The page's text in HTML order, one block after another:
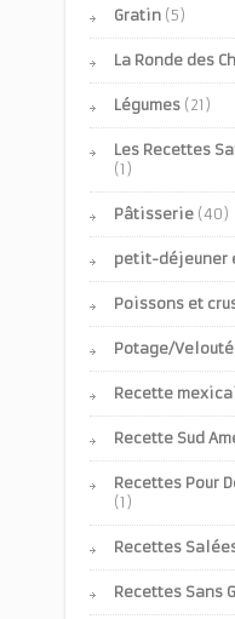
Gratin (5)
La Ronde des
Légumes (21)
Les Recettes
(1)
Pâtisserie (40)
petit-déjeuner
Poissons et
Potage/Velouté
Recette
Recette Sud
Recettes Pour
(1)
Recettes
Recettes Sans